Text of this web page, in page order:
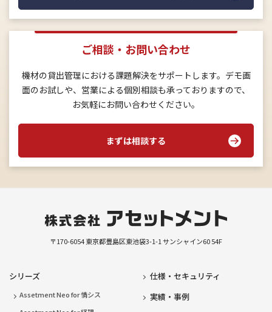
ご相談・お問い合わせ
機材の貸出管理における課題解決をサポートします。デモ画
面のお試しや、営業による個別相談も承っておりますので、
お気軽にお問い合わせください。
まずは相談する
〒170-6054東京都豊島区東池袋3-1-1 サンシャイン60 54F
シリーズ
Assetment Neo for 情シス
仕様・セキュリティ
実績・事例